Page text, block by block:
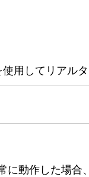
用してリアル
に動作した場合